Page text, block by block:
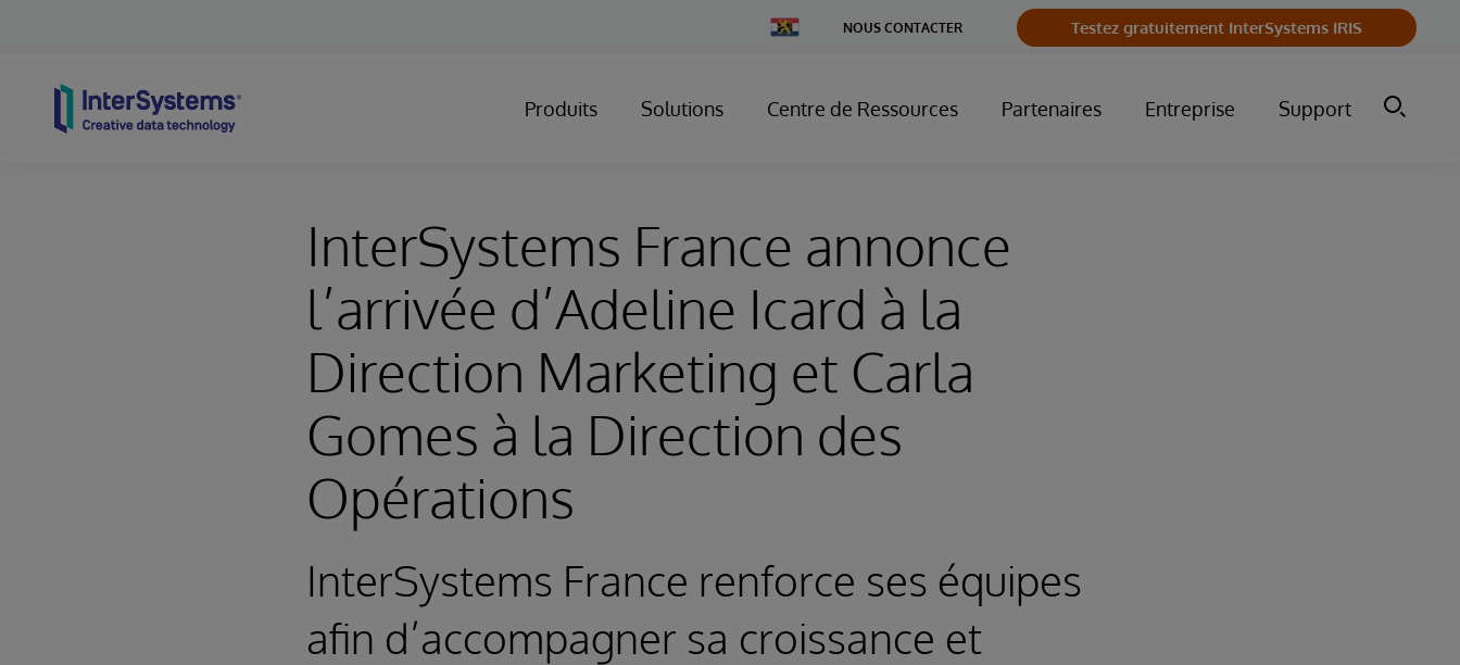
Change
Country
NOUS CONTACTER Testez gratuitement InterSystems IRIS
Produits Solutions Centre de Ressources Partenaires Entreprise Support
InterSystems France annonce
l’arrivée d’Adeline Icard à la
Direction Marketing et Carla
Gomes à la Direction des
Opérations
InterSystems France renforce ses équipes
afin d’accompagner sa croissance et